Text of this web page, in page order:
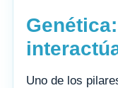
Uno de los